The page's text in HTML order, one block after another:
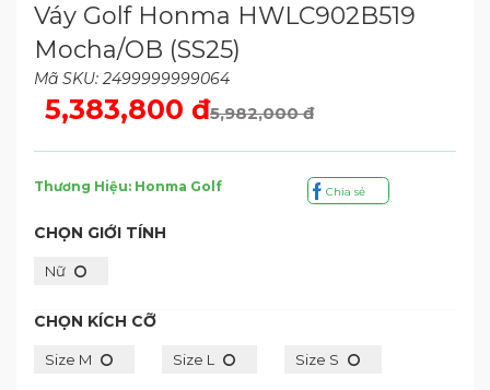
Váy Golf Honma HWLC902B519
Mocha/OB (SS25)
Mã SKU: 2499999999064
5,383,800 đ5,982,000 đ
Thương Hiệu: Honma Golf Chia sẻ
CHỌN GIỚI TÍNH
Nữ
CHỌN KÍCH CỠ
Size M Size L Size S